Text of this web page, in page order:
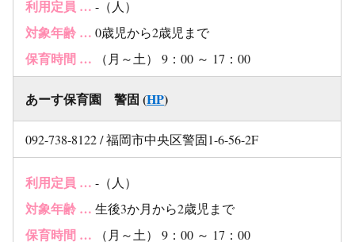
利用定員 … -（人）
対象年齢 … 0歳児から2歳児まで
保育時間 … （月～土） 9：00 ～ 17：00
あーす保育園 警固 (HP)
092-738-8122 / 福岡市中央区警固1-6-56-2F
利用定員 … -（人）
対象年齢 … 生後3か月から2歳児まで
保育時間 … （月～土） 9：00 ～ 17：00